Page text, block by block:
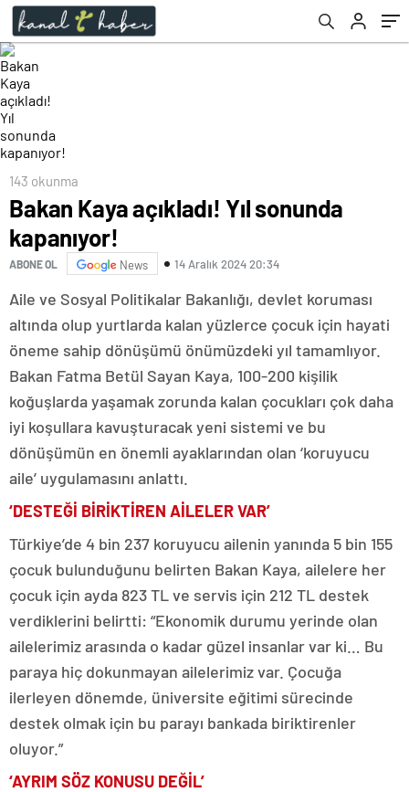
143 okunma
Bakan Kaya açıkladı! Yıl sonunda
kapanıyor!
ABONE OL News 14 Aralık 2024 20:34
Aile ve Sosyal Politikalar Bakanlığı, devlet koruması
altında olup yurtlarda kalan yüzlerce çocuk için hayati
öneme sahip dönüşümü önümüzdeki yıl tamamlıyor.
Bakan Fatma Betül Sayan Kaya, 100-200 kişilik
koğuşlarda yaşamak zorunda kalan çocukları çok daha
iyi koşullara kavuşturacak yeni sistemi ve bu
dönüşümün en önemli ayaklarından olan ‘koruyucu
aile’ uygulamasını anlattı.
‘DESTEĞİ BİRİKTİREN AİLELER VAR’
Türkiye’de 4 bin 237 koruyucu ailenin yanında 5 bin 155
çocuk bulunduğunu belirten Bakan Kaya, ailelere her
çocuk için ayda 823 TL ve servis için 212 TL destek
verdiklerini belirtti: “Ekonomik durumu yerinde olan
ailelerimiz arasında o kadar güzel insanlar var ki… Bu
paraya hiç dokunmayan ailelerimiz var. Çocuğa
ilerleyen dönemde, üniversite eğitimi sürecinde
destek olmak için bu parayı bankada biriktirenler
oluyor.”
‘AYRIM SÖZ KONUSU DEĞİL’